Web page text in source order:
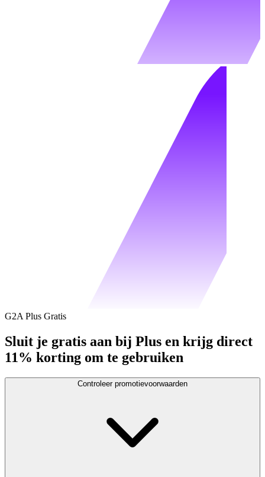
G2A Plus Gratis
Sluit je gratis aan bij Plus en krijg direct
11% korting om te gebruiken
Controleer promotievoorwaarden